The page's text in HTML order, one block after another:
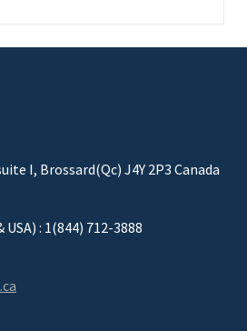
I, Brossard(Qc) J4Y 2P3 Canada
: 1(844) 712-3888